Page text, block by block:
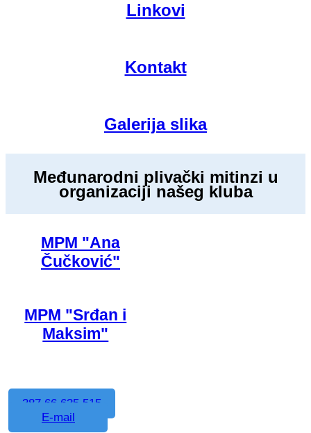
Linkovi
Kontakt
Galerija slika
Međunarodni plivački mitinzi u
organizaciji našeg kluba
MPM "Ana
Čučković"
MPM "Srđan i
Maksim"
387 66 635 515
E-mail